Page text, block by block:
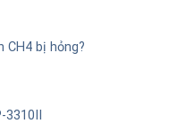
CH4 bị hỏng?